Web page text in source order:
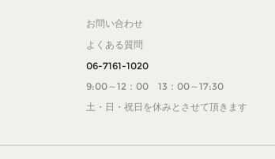
お問い合わせ
よくある質問
06-7161-1020
9:00～12：00 13：00～17:30
土・日・祝日を休みとさせて頂きます